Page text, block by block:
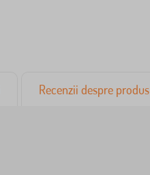
Recenzii despre produs